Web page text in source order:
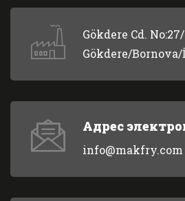
Gökdere Cd.
Gökdere/
Адрес
info@makfry.com